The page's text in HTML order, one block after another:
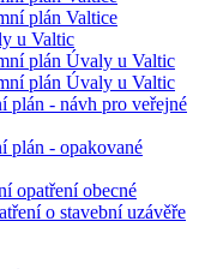
plán Valtice
u Valtic
plán Úvaly u Valtic
plán Úvaly u Valtic
plán - návh pro veřejné
plán - opakované
opatření obecné
o stavební uzávěře